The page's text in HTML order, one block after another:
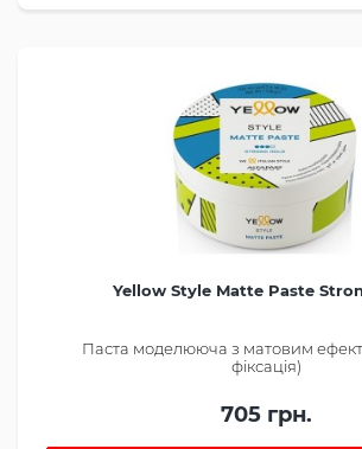
Yellow Style Matte Paste
Паста моделююча з матовим
фіксація)
705 грн.